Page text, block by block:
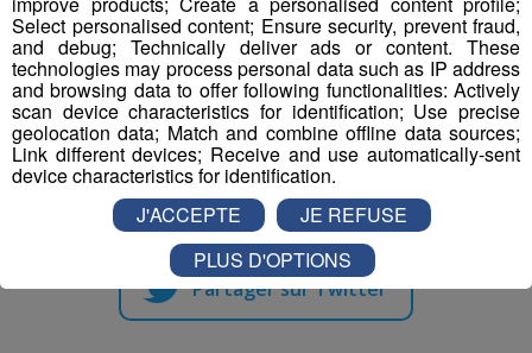
en ski!
Partager sur Facebook
Partager sur Twitter
Select personalised content; Ensure security, prevent fraud,
and debug; Technically deliver ads or content. These
technologies may process personal data such as IP address
and browsing data to offer following functionalities: Actively
scan device characteristics for identification; Use precise
geolocation data; Match and combine offline data sources;
Link different devices; Receive and use automatically-sent
device characteristics for identification.
J'ACCEPTE
JE REFUSE
PLUS D'OPTIONS